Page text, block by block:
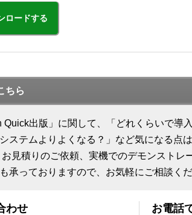
ロードする
ちら
Quick出版」に関して、「どれくらいで導
ステムよりよくなる？」など気になる点
見積りのご依頼、実機でのデモンストレ
承っておりますので、お気軽にご相談くだ
わせ お電話